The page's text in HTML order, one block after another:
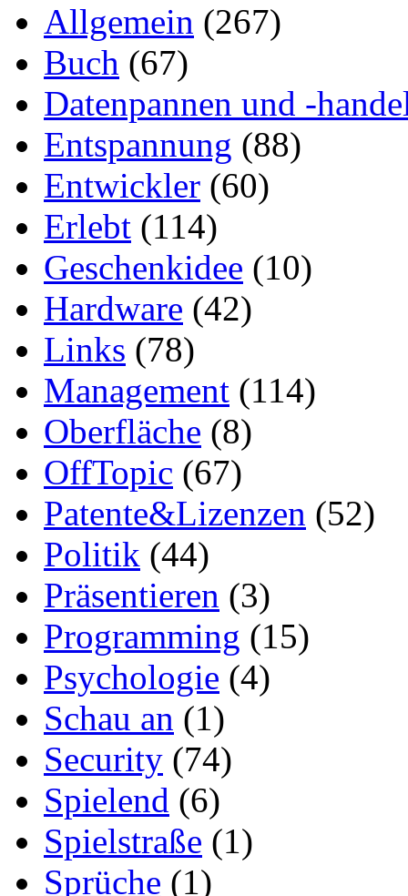
Allgemein (267)
Buch (67)
Datenpannen und -
Entspannung (88)
Entwickler (60)
Erlebt (114)
Geschenkidee (10)
Hardware (42)
Links (78)
Management (114)
Oberfläche (8)
OffTopic (67)
Patente&Lizenzen (52)
Politik (44)
Präsentieren (3)
Programming (15)
Psychologie (4)
Schau an (1)
Security (74)
Spielend (6)
Spielstraße (1)
Sprüche (1)